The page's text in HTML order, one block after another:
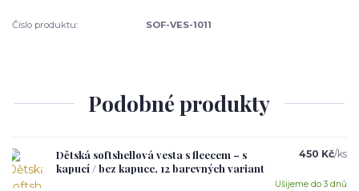
Číslo produktu: SOF-VES-1011
Podobné produkty
Dětská softshellová vesta s fleecem – s
kapucí / bez kapuce, 12 barevných variant
450 Kč/ks
Ušijeme do 3 dnů